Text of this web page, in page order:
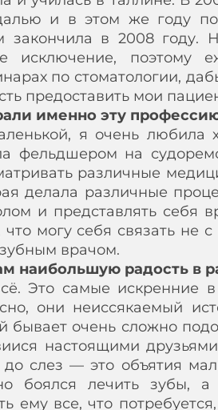
и в этом же году
закончила в 2008
исключение, поэтому
по стоматологии,
предоставить мои
именно эту
я очень любила
фельдшером на
различные
делала различные
и представлять себя
могу себя связать не
врачом.
наибольшую радость в
Это самые искренние
они неиссякаемый
бывает очень сложно
настоящими
до слез — это объятия
боялся лечить зубы,
ему все, что